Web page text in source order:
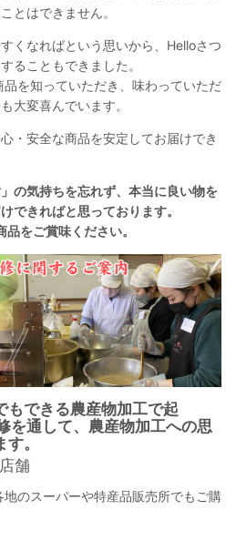
とはできません。
くなればという思いから、Helloさつ
ることもできました。
を知っていただき、味わっていただ
大変喜んでいます。
・安全な商品を安定してお届けでき
の気持ちを忘れず、本当に良い物を
できればと思っております。
をご賞味ください。
もできる農産物加工で起
通して、 農産物加工への思
。
舗
のスーパーや特産品販売所でもご購